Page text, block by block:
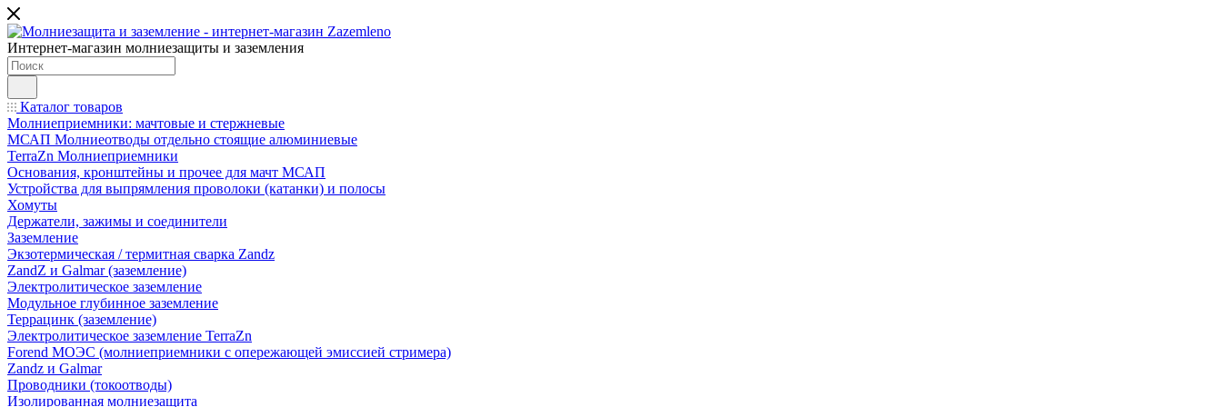
Интернет-магазин молниезащиты и заземления
Каталог товаров
Молниеприемники: мачтовые и стержневые
МСАП Молниеотводы отдельно стоящие алюминиевые
TerraZn Молниеприемники
Основания, кронштейны и прочее для мачт МСАП
Устройства для выпрямления проволоки (катанки) и полосы
Хомуты
Держатели, зажимы и соединители
Заземление
Экзотермическая / термитная сварка Zandz
ZandZ и Galmar (заземление)
Электролитическое заземление
Модульное глубинное заземление
Террацинк (заземление)
Электролитическое заземление TerraZn
Forend МОЭС (молниеприемники с опережающей эмиссией стримера)
Zandz и Galmar
Проводники (токоотводы)
Изолированная молниезащита